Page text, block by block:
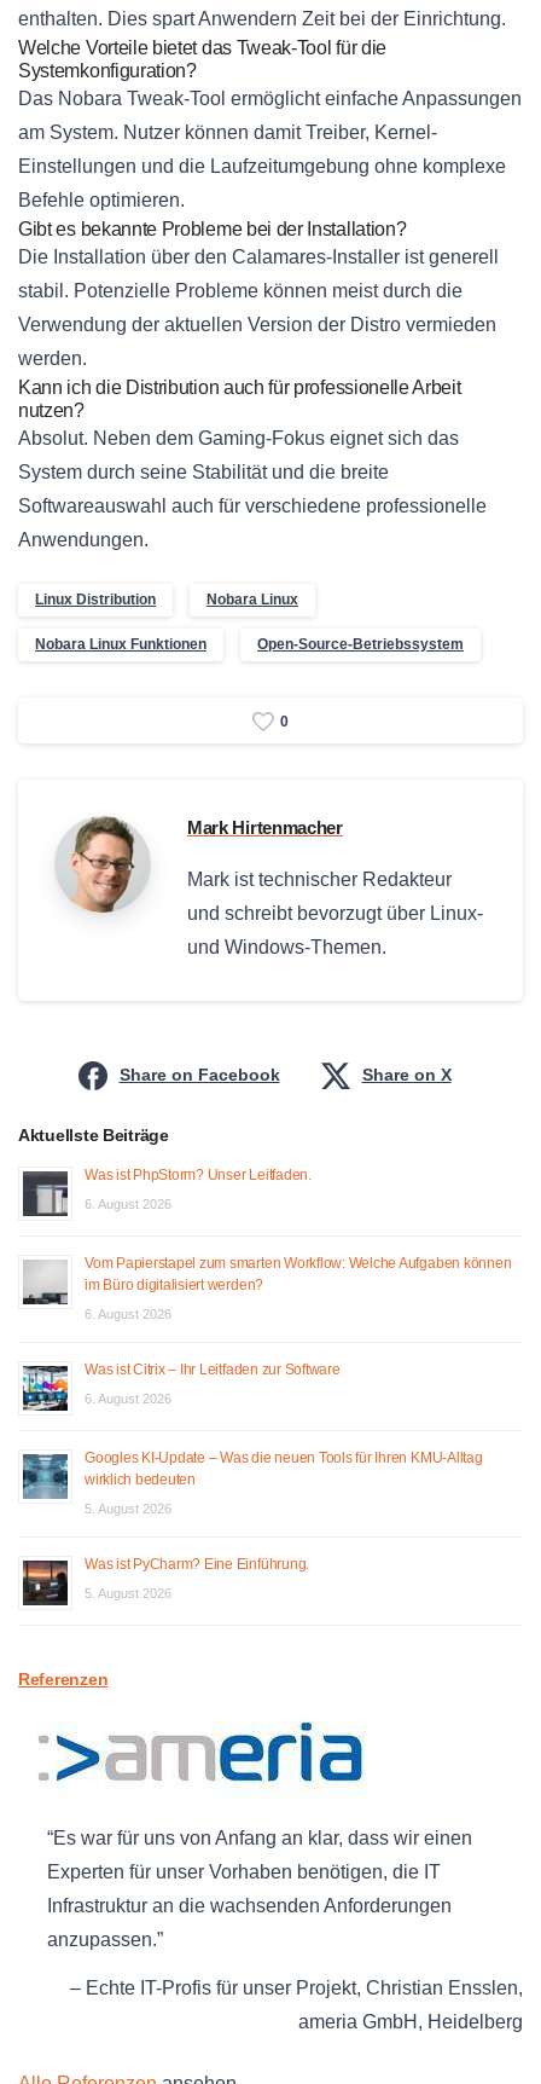
enthalten. Dies spart Anwendern Zeit bei der Einrichtung.
Welche Vorteile bietet das Tweak-Tool für die
Systemkonfiguration?
Das Nobara Tweak-Tool ermöglicht einfache Anpassungen
am System. Nutzer können damit Treiber, Kernel-
Einstellungen und die Laufzeitumgebung ohne komplexe
Befehle optimieren.
Gibt es bekannte Probleme bei der Installation?
Die Installation über den Calamares-Installer ist generell
stabil. Potenzielle Probleme können meist durch die
Verwendung der aktuellen Version der Distro vermieden
werden.
Kann ich die Distribution auch für professionelle Arbeit
nutzen?
Absolut. Neben dem Gaming-Fokus eignet sich das
System durch seine Stabilität und die breite
Softwareauswahl auch für verschiedene professionelle
Anwendungen.
Linux Distribution Nobara Linux
Nobara Linux Funktionen Open-Source-Betriebssystem
0
Mark Hirtenmacher
Mark ist technischer Redakteur
und schreibt bevorzugt über Linux-
und Windows-Themen.
Share on Facebook Share on X
Aktuellste Beiträge
Was ist PhpStorm? Unser Leitfaden.
6. August 2026
Vom Papierstapel zum smarten Workflow: Welche Aufgaben können
im Büro digitalisiert werden?
6. August 2026
Was ist Citrix – Ihr Leitfaden zur Software
6. August 2026
Googles KI-Update – Was die neuen Tools für Ihren KMU-Alltag
wirklich bedeuten
5. August 2026
Was ist PyCharm? Eine Einführung.
5. August 2026
Referenzen
Es war für uns von Anfang an klar, dass wir einen
Experten für unser Vorhaben benötigen, die IT
Infrastruktur an die wachsenden Anforderungen
anzupassen.
Echte IT-Profis für unser Projekt Christian Ensslen
ameria GmbH
Heidelberg